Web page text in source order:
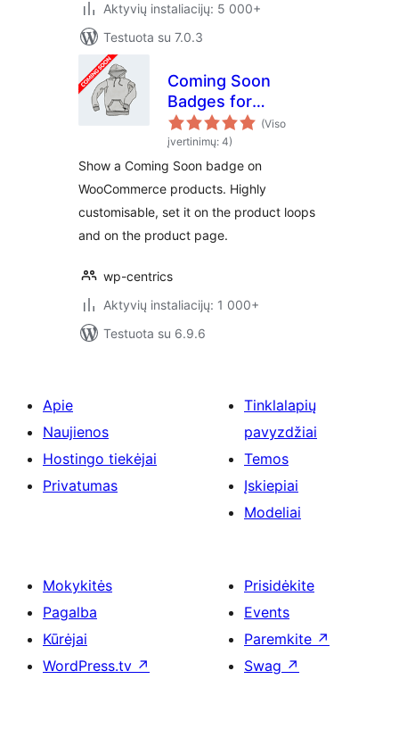
Aktyvių instaliacijų: 5 000+
Testuota su 7.0.3
Coming Soon
Badges for
WooCommerce
(Viso
įvertinimų: 4)
Show a Coming Soon badge on
WooCommerce products. Highly
customisable, set it on the product loops
and on the product page.
wp-centrics
Aktyvių instaliacijų: 1 000+
Testuota su 6.9.6
Apie
Naujienos
Hostingo tiekėjai
Privatumas
Tinklalapių
pavyzdžiai
Temos
Įskiepiai
Modeliai
Mokykitės
Pagalba
Kūrėjai
WordPress.tv ↗
Prisidėkite
Events
Paremkite ↗
Swag ↗